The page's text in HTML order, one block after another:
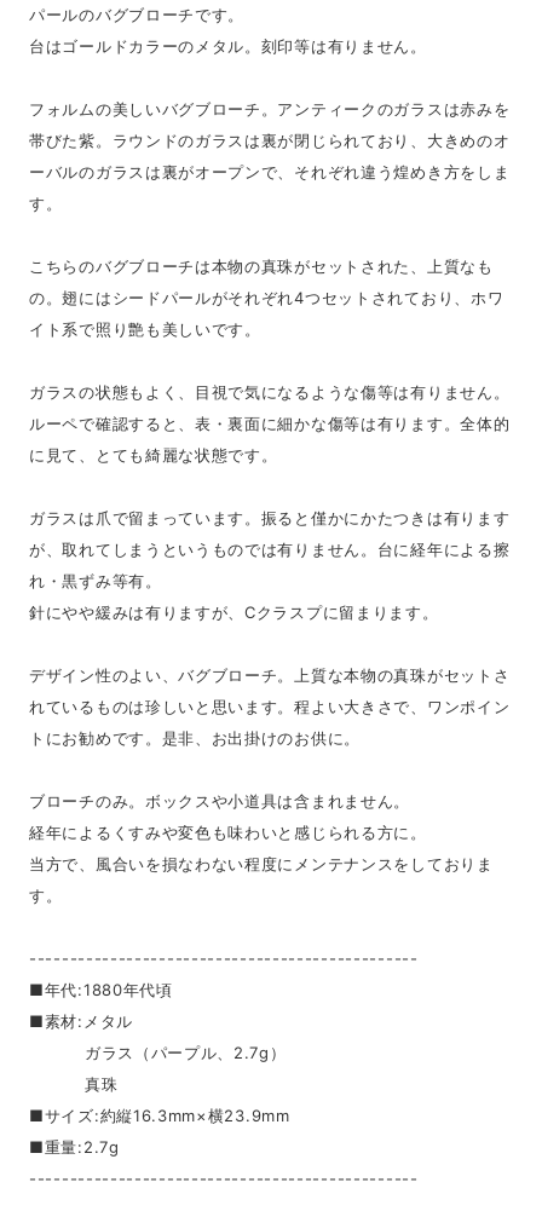
パールのバグブローチです。
台はゴールドカラーのメタル。刻印等は有りません。
フォルムの美しいバグブローチ。アンティークのガラスは赤みを
帯びた紫。ラウンドのガラスは裏が閉じられており、大きめのオ
ーバルのガラスは裏がオープンで、それぞれ違う煌めき方をしま
す。
こちらのバグブローチは本物の真珠がセットされた、上質なも
の。翅にはシードパールがそれぞれ4つセットされており、ホワ
イト系で照り艶も美しいです。
ガラスの状態もよく、目視で気になるような傷等は有りません。
ルーペで確認すると、表・裏面に細かな傷等は有ります。全体的
に見て、とても綺麗な状態です。
ガラスは爪で留まっています。振ると僅かにかたつきは有ります
が、取れてしまうというものでは有りません。台に経年による擦
れ・黒ずみ等有。
針にやや緩みは有りますが、Cクラスプに留まります。
デザイン性のよい、バグブローチ。上質な本物の真珠がセットさ
れているものは珍しいと思います。程よい大きさで、ワンポイン
トにお勧めです。是非、お出掛けのお供に。
ブローチのみ。ボックスや小道具は含まれません。
経年によるくすみや変色も味わいと感じられる方に。
当方で、風合いを損なわない程度にメンテナンスをしておりま
す。
------------------------------------------------
■年代:1880年代頃
■素材:メタル
ガラス（パープル、2.7g）
真珠
■サイズ:約縦16.3mm×横23.9mm
■重量:2.7g
------------------------------------------------